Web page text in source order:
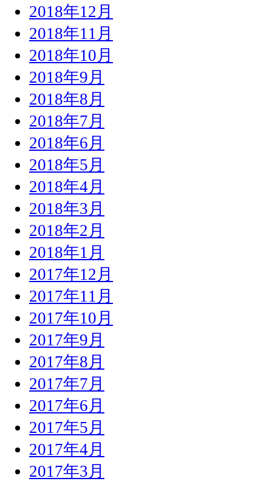
2018年12月
2018年11月
2018年10月
2018年9月
2018年8月
2018年7月
2018年6月
2018年5月
2018年4月
2018年3月
2018年2月
2018年1月
2017年12月
2017年11月
2017年10月
2017年9月
2017年8月
2017年7月
2017年6月
2017年5月
2017年4月
2017年3月